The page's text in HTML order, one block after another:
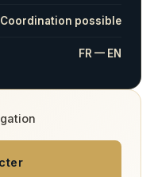
Coordination possible
FR — EN